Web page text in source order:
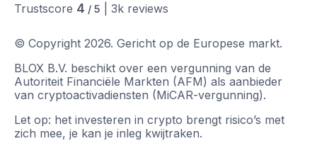
Trustscore 4 / 5 3k reviews
© Copyright 2026. Gericht op de Europese markt.
BLOX B.V. beschikt over een vergunning van de
Autoriteit Financiële Markten (AFM) als aanbieder
van cryptoactivadiensten (MiCAR-vergunning).
Let op: het investeren in crypto brengt risico’s met
zich mee, je kan je inleg kwijtraken.